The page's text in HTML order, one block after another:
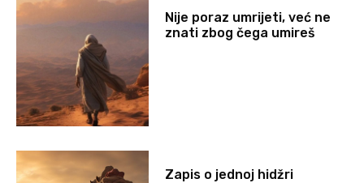
Nije poraz umrijeti, već ne
znati zbog čega umireš
Zapis o jednoj hidžri